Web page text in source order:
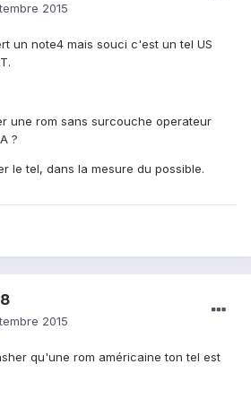
2015
un note4 mais souci c'est un tel US
une rom sans surcouche operateur
?
le tel, dans la mesure du possible.
2015
qu'une rom américaine ton tel est